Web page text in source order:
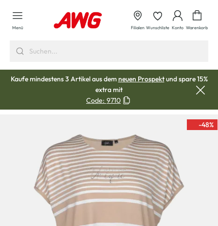
springen
Menü Filialen Wunschliste Konto Warenkorb
Kaufe mindestens 3 Artikel aus demneuen Prospektund spare 15%
extra mit
Code: 9710
-48%